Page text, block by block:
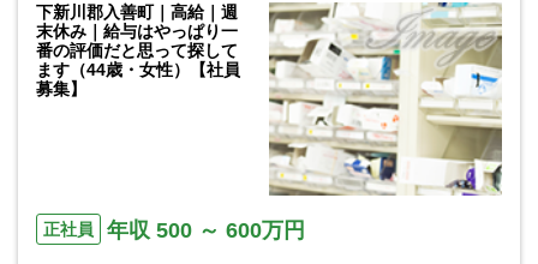
下新川郡入善町｜高給｜週
末休み｜給与はやっぱり一
番の評価だと思って探して
ます（44歳・女性）【社員
募集】
正社員 年収 500 ～ 600万円